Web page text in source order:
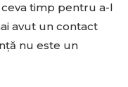
timp pentru a-l
avut un contact
nu este un